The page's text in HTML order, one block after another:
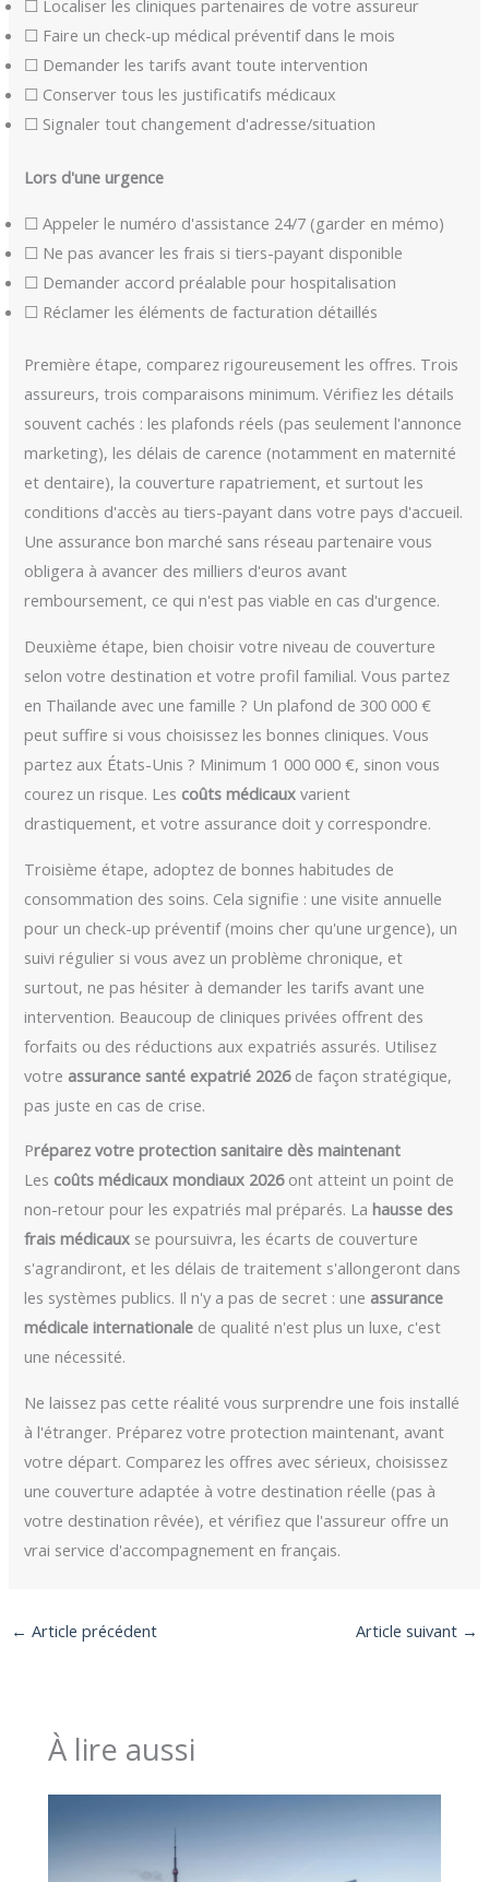
☐ Localiser les cliniques partenaires de votre assureur
☐ Faire un check-up médical préventif dans le mois
☐ Demander les tarifs avant toute intervention
☐ Conserver tous les justificatifs médicaux
☐ Signaler tout changement d'adresse/situation
Lors d'une urgence
☐ Appeler le numéro d'assistance 24/7 (garder en mémo)
☐ Ne pas avancer les frais si tiers-payant disponible
☐ Demander accord préalable pour hospitalisation
☐ Réclamer les éléments de facturation détaillés
Première étape, comparez rigoureusement les offres. Trois
assureurs, trois comparaisons minimum. Vérifiez les détails
souvent cachés : les plafonds réels (pas seulement l'annonce
marketing), les délais de carence (notamment en maternité
et dentaire), la couverture rapatriement, et surtout les
conditions d'accès au tiers-payant dans votre pays d'accueil.
Une assurance bon marché sans réseau partenaire vous
obligera à avancer des milliers d'euros avant
remboursement, ce qui n'est pas viable en cas d'urgence.
Deuxième étape, bien choisir votre niveau de couverture
selon votre destination et votre profil familial. Vous partez
en Thaïlande avec une famille ? Un plafond de 300 000 €
peut suffire si vous choisissez les bonnes cliniques. Vous
partez aux États-Unis ? Minimum 1 000 000 €, sinon vous
courez un risque. Les coûts médicaux varient
drastiquement, et votre assurance doit y correspondre.
Troisième étape, adoptez de bonnes habitudes de
consommation des soins. Cela signifie : une visite annuelle
pour un check-up préventif (moins cher qu'une urgence), un
suivi régulier si vous avez un problème chronique, et
surtout, ne pas hésiter à demander les tarifs avant une
intervention. Beaucoup de cliniques privées offrent des
forfaits ou des réductions aux expatriés assurés. Utilisez
votre assurance santé expatrié 2026de façon stratégique,
pas juste en cas de crise.
Préparez votre protection sanitaire dès maintenant
Les coûts médicaux mondiaux 2026ont atteint un point de
non-retour pour les expatriés mal préparés. Lahausse des
frais médicaux se poursuivra, les écarts de couverture
s'agrandiront, et les délais de traitement s'allongeront dans
les systèmes publics. Il n'y a pas de secret : une assurance
médicale internationale de qualité n'est plus un luxe, c'est
une nécessité.
Ne laissez pas cette réalité vous surprendre une fois installé
à l'étranger. Préparez votre protection maintenant, avant
votre départ. Comparez les offres avec sérieux, choisissez
une couverture adaptée à votre destination réelle (pas à
votre destination rêvée), et vérifiez que l'assureur offre un
vrai service d'accompagnement en français.
← Article précédent Article suivant →
À lire aussi